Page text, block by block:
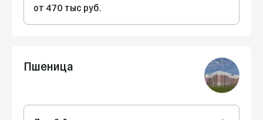
от 470 тыс руб.
Пшеница